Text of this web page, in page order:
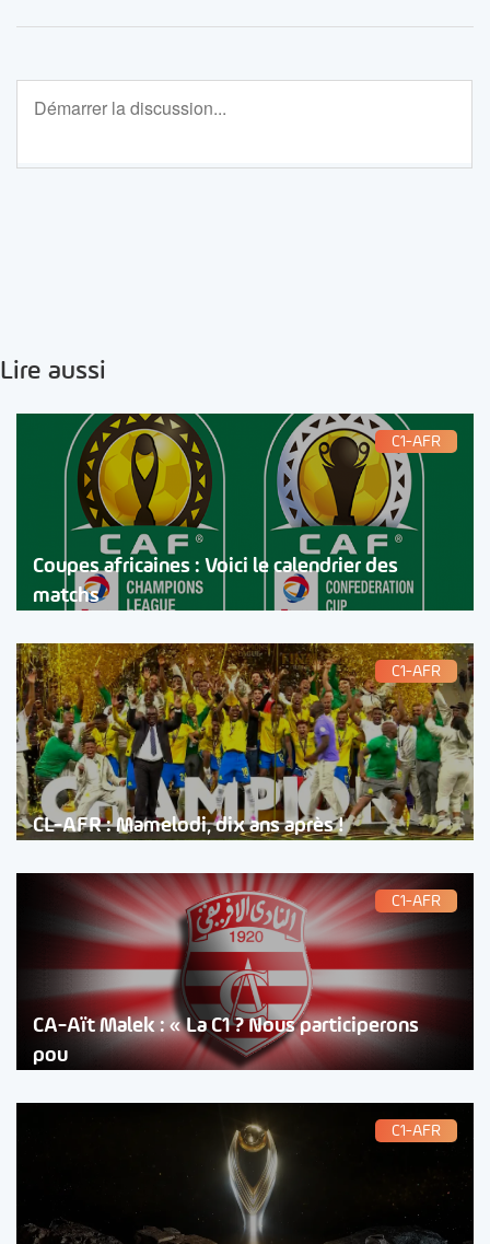
Lire aussi
C1-AFR
Coupes africaines : Voici le calendrier des
matchs
C1-AFR
CL-AFR : Mamelodi, dix ans après !
C1-AFR
CA-Aït Malek : « La C1 ? Nous participerons
pou
C1-AFR